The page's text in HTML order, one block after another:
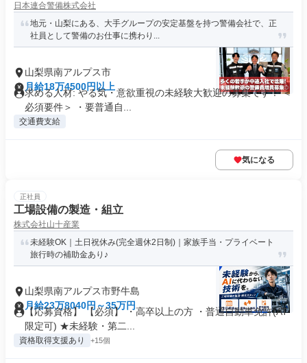
日本連合警備株式会社
地元・山梨にある、大手グループの安定基盤を持つ警備会社で、正
社員として警備のお仕事に携わり...
山梨県南アルプス市
月給18万4500円以上
求める人材: やる気・意欲重視の未経験大歓迎の募集です！ ＜
必須要件＞ ・要普通自...
交通費支給
気になる
正社員
工場設備の製造・組立
株式会社山十産業
未経験OK｜土日祝休み(完全週休2日制)｜家族手当・プライベート
旅行時の補助金あり♪
山梨県南アルプス市野牛島
月給23万8040円～35万円
【応募資格】 【必須】 ・高卒以上の方 ・普通自動車免許(AT
限定可) ★未経験・第二...
資格取得支援あり +15個